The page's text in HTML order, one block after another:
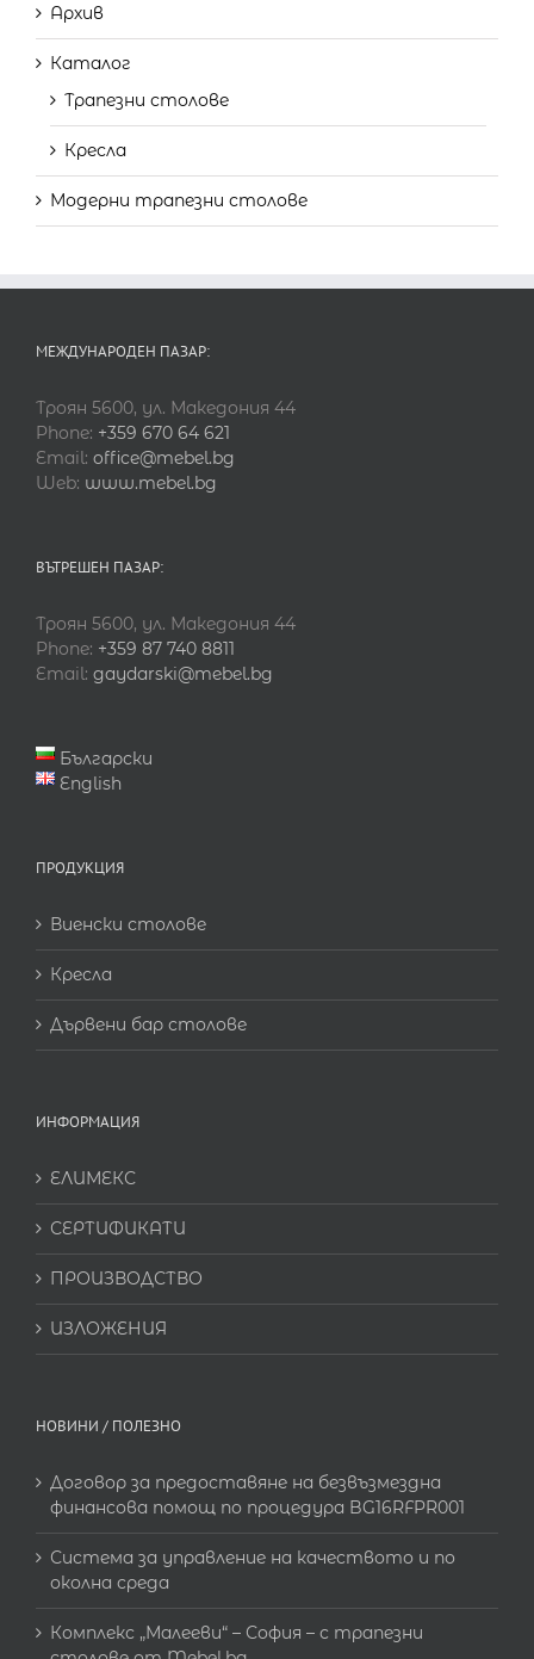
Архив
Каталог
Трапезни столове
Кресла
Модерни трапезни столове
МЕЖДУНАРОДЕН ПАЗАР:
Троян 5600, ул. Македония 44
Phone: +359 670 64 621
Email: office@mebel.bg
Web: www.mebel.bg
ВЪТРЕШЕН ПАЗАР:
Троян 5600, ул. Македония 44
Phone: +359 87 740 8811
Email: gaydarski@mebel.bg
Български
English
ПРОДУКЦИЯ
Виенски столове
Кресла
Дървени бар столове
ИНФОРМАЦИЯ
ЕЛИМЕКС
СЕРТИФИКАТИ
ПРОИЗВОДСТВО
ИЗЛОЖЕНИЯ
НОВИНИ / ПОЛЕЗНО
Договор за предоставяне на безвъзмездна
финансова помощ по процедура BG16RFPR001
Система за управление на качеството и по
околна среда
Комплекс „Малееви“ – София – с трапезни